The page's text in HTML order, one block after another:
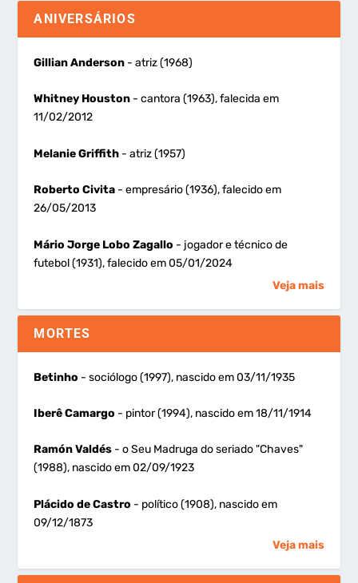
ANIVERSÁRIOS
Gillian Anderson - atriz (1968)
Whitney Houston - cantora (1963), falecida em
11/02/2012
Melanie Griffith - atriz (1957)
Roberto Civita - empresário (1936), falecido em
26/05/2013
Mário Jorge Lobo Zagallo - jogador e técnico de
futebol (1931), falecido em 05/01/2024
Veja mais
MORTES
Betinho - sociólogo (1997), nascido em 03/11/1935
Iberê Camargo - pintor (1994), nascido em 18/11/1914
Ramón Valdés - o Seu Madruga do seriado "Chaves"
(1988), nascido em 02/09/1923
Plácido de Castro - político (1908), nascido em
09/12/1873
Veja mais